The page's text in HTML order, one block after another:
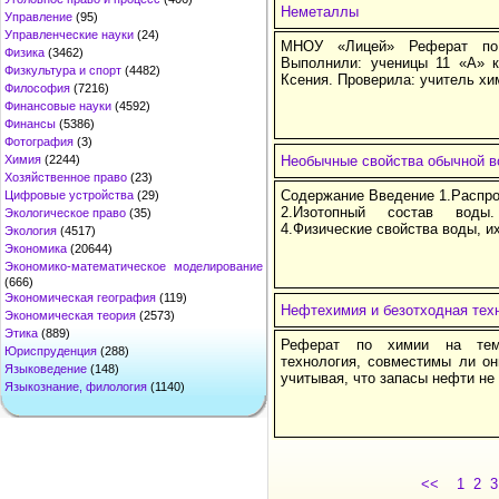
Управление (95)
Управленческие науки (24)
Физика (3462)
Физкультура и спорт (4482)
Философия (7216)
Финансовые науки (4592)
Финансы (5386)
Фотография (3)
Химия (2244)
Хозяйственное право (23)
Цифровые устройства (29)
Экологическое право (35)
Экология (4517)
Экономика (20644)
Экономико-математическое моделирование
(666)
Экономическая география (119)
Экономическая теория (2573)
Этика (889)
Юриспруденция (288)
Языковедение (148)
Языкознание, филология (1140)
Неметаллы
МНОУ «Лицей» Реферат
Выполнили: ученицы 11 «А»
Ксения. Проверила: учитель
Необычные свойства обычной
Содержание Введение
2.Изотопный состав
4.Физические свойства воды,
Нефтехимия и безотходная
Реферат по химии на
технология, совместимы ли
учитывая, что запасы нефти не
<< 1 2 3